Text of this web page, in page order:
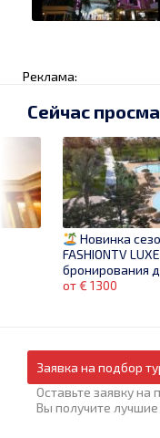
Реклама:
Сейчас
Новинка
FASHIONTV
бронирования
от € 1300
Заявка на подбор
Оставьте заявку на
Вы получите